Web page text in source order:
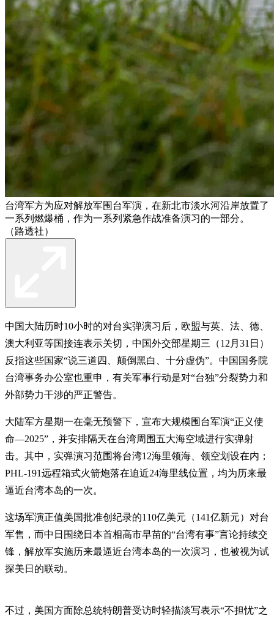
台湾军方为应对解放军围台军演，在新北市淡水河沿岸放置了
一系列燃爆桶，作为一系列紧急作战准备演习的一部分。
（路透社）
中国大陆历时10小时的对台实弹演习后，欧盟与英、法、德、
澳大利亚等国接连表示关切，中国外交部星期三（12月31日）
反指这些国家“说三道四、颠倒黑白、十分虚伪”。中国国务院
台湾事务办公室也重申，有关军事行动是对“台独”分裂势力和
外部势力干涉的严正警告。
大陆军方星期一在毫无预警下，宣布大规模围台军演“正义使
命—2025”，并安排隔天在台湾周围五大海空域进行实弹射
击。其中，实弹演习范围将台湾12海里领海、领空划设在内；
PHL-191远程箱式火箭炮落在迫近24海里线位置，均为历来最
逼近台湾本岛的一次。
这场军演正值美国批准创纪录的110亿美元（141亿新元）对台
军售，而中日围绕日本首相高市早苗的“台湾有事”言论持续交
锋，解放军实施历来最逼近台湾本岛的一次演习，也被视为试
探美日的联动。
不过，美国方面除总统特朗普受访时轻描淡写表示“不担忧”之